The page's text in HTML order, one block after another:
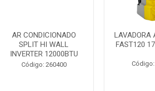
AR CONDICIONADO
SPLIT HI WALL
INVERTER 12000BTU
Código: 260400
LAVADORA
FAST120